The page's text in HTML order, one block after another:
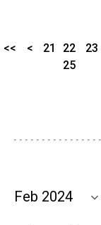
<< < 21 22 23
25